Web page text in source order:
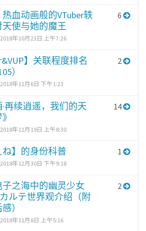
热血动画般的VTuber轶
使与她的魔王
2018年10月23日 上午7:26
6
】关联程度排名
）
2018年11月6日 下午1:23
2
·再续逍遥，我们的天
2018年11月19日 上午8:30
14
ね】的身份科普
2018年12月30日 下午9:18
1
之海中的幽灵少女
ルテ世界观介绍（附
）
2018年11月8日 上午5:16
2